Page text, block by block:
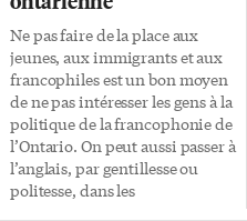
Ne pas faire de la place aux
jeunes, aux immigrants et aux
francophiles est un bon moyen
de ne pas intéresser les gens à la
politique de la francophonie de
l’Ontario. On peut aussi passer à
l’anglais, par gentillesse ou
politesse, dans les